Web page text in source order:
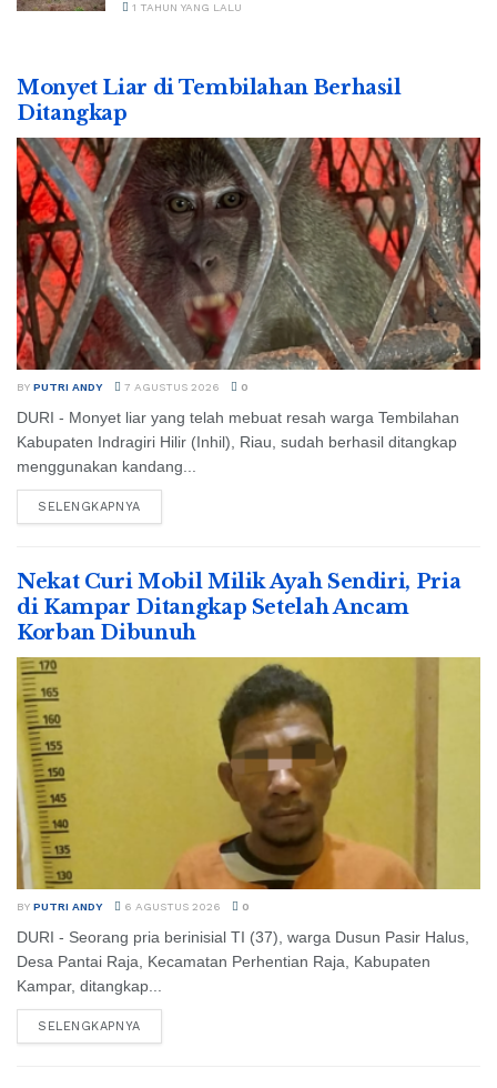
1 TAHUN YANG LALU
Monyet Liar di Tembilahan Berhasil
Ditangkap
BY PUTRI ANDY 7 AGUSTUS 2026 0
DURI - Monyet liar yang telah mebuat resah warga Tembilahan
Kabupaten Indragiri Hilir (Inhil), Riau, sudah berhasil ditangkap
menggunakan kandang...
SELENGKAPNYA
Nekat Curi Mobil Milik Ayah Sendiri, Pria
di Kampar Ditangkap Setelah Ancam
Korban Dibunuh
BY PUTRI ANDY 6 AGUSTUS 2026 0
DURI - Seorang pria berinisial TI (37), warga Dusun Pasir Halus,
Desa Pantai Raja, Kecamatan Perhentian Raja, Kabupaten
Kampar, ditangkap...
SELENGKAPNYA